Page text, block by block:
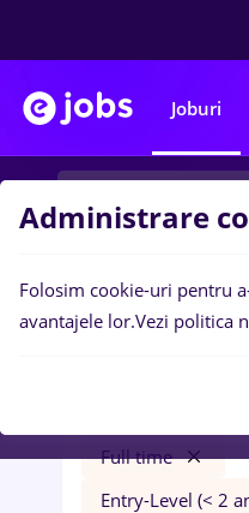
Joburi
Filtre
Full time
Entry-Level (< 2
Administrare
Folosim cookie-uri pentru
avantajele lor.Vezi politica